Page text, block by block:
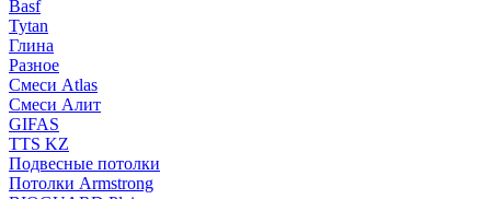
Basf
Tytan
Глина
Разное
Смеси Atlas
Смеси Алит
GIFAS
TTS KZ
Подвесные потолки
Потолки Armstrong